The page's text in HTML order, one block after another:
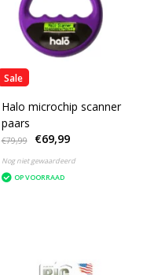
Sale
Halo microchip scanner
paars
€79,99 €69,99
Nog niet gewaardeerd
OP VOORRAAD